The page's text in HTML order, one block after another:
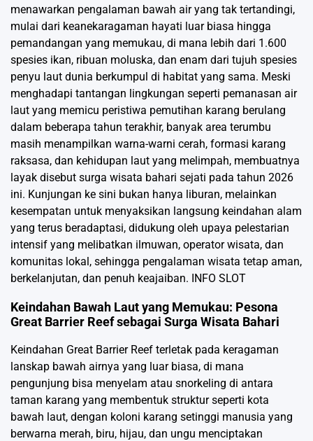
menawarkan pengalaman bawah air yang tak tertandingi,
mulai dari keanekaragaman hayati luar biasa hingga
pemandangan yang memukau, di mana lebih dari 1.600
spesies ikan, ribuan moluska, dan enam dari tujuh spesies
penyu laut dunia berkumpul di habitat yang sama. Meski
menghadapi tantangan lingkungan seperti pemanasan air
laut yang memicu peristiwa pemutihan karang berulang
dalam beberapa tahun terakhir, banyak area terumbu
masih menampilkan warna-warni cerah, formasi karang
raksasa, dan kehidupan laut yang melimpah, membuatnya
layak disebut surga wisata bahari sejati pada tahun 2026
ini. Kunjungan ke sini bukan hanya liburan, melainkan
kesempatan untuk menyaksikan langsung keindahan alam
yang terus beradaptasi, didukung oleh upaya pelestarian
intensif yang melibatkan ilmuwan, operator wisata, dan
komunitas lokal, sehingga pengalaman wisata tetap aman,
berkelanjutan, dan penuh keajaiban. INFO SLOT
Keindahan Bawah Laut yang Memukau: Pesona
Great Barrier Reef sebagai Surga Wisata Bahari
Keindahan Great Barrier Reef terletak pada keragaman
lanskap bawah airnya yang luar biasa, di mana
pengunjung bisa menyelam atau snorkeling di antara
taman karang yang membentuk struktur seperti kota
bawah laut, dengan koloni karang setinggi manusia yang
berwarna merah, biru, hijau, dan ungu menciptakan